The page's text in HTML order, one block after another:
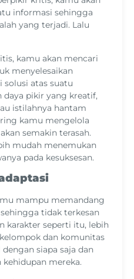
informasi sehingga
yang terjadi. Lalu
kamu akan mencari
menyelesaikan
solusi atas suatu
daya pikir yang kreatif,
istilahnya hantam
kamu mengelola
semakin terasah.
mudah menemukan
pada kesuksesan.
mampu memandang
tidak terkesan
karakter seperti itu, lebih
dan komunitas
siapa saja dan
mereka.